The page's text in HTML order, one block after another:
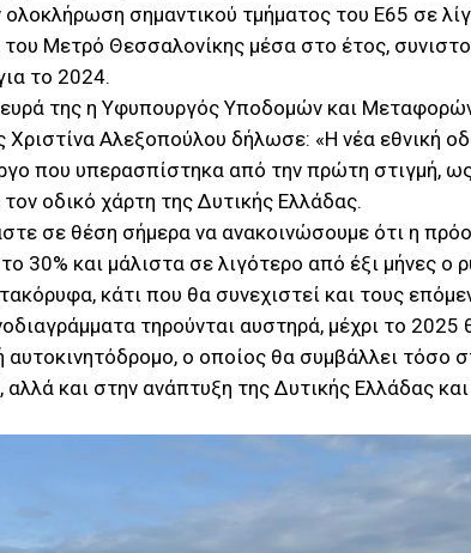
ολοκλήρωση σημαντικού τμήματος του Ε65 σε
του Μετρό Θεσσαλονίκης μέσα στο έτος,
το 2024.
της η Υφυπουργός Υποδομών και
Αλεξοπούλου δήλωσε: «Η νέα εθνική
που υπερασπίστηκα από την πρώτη στιγμή,
οδικό χάρτη της Δυτικής Ελλάδας.
σε θέση σήμερα να ανακοινώσουμε ότι η
30% και μάλιστα σε λιγότερο από έξι μήνες ο
κάτι που θα συνεχιστεί και τους
τηρούνται αυστηρά, μέχρι το 2025
αυτοκινητόδρομο, ο οποίος θα συμβάλλει τόσο
αλλά και στην ανάπτυξη της Δυτικής Ελλάδας